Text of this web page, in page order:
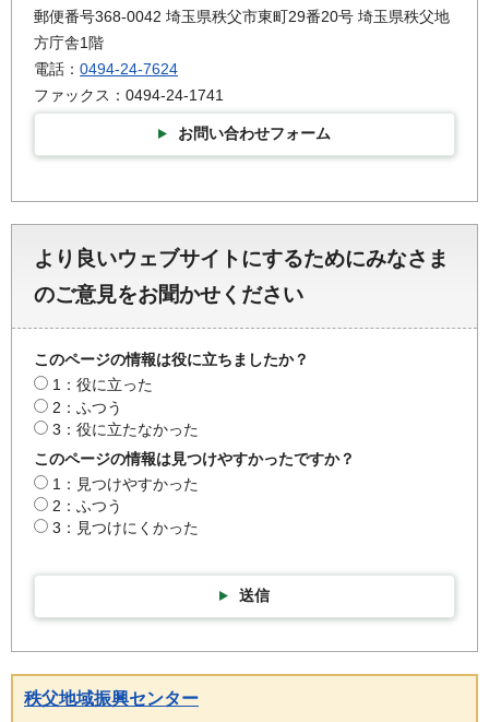
郵便番号368-0042 埼玉県秩父市東町29番20号 埼玉県秩父地
方庁舎1階
電話： 0494-24-7624
ファックス：0494-24-1741
お問い合わせフォーム
より良いウェブサイトにするためにみなさま
のご意見をお聞かせください
このページの情報は役に立ちましたか？
1：役に立った
2：ふつう
3：役に立たなかった
このページの情報は見つけやすかったですか？
1：見つけやすかった
2：ふつう
3：見つけにくかった
送信
秩父地域振興センター